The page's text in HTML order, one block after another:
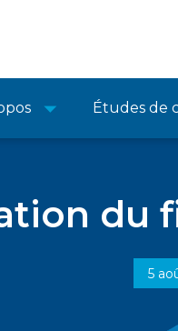
Études de
du
5